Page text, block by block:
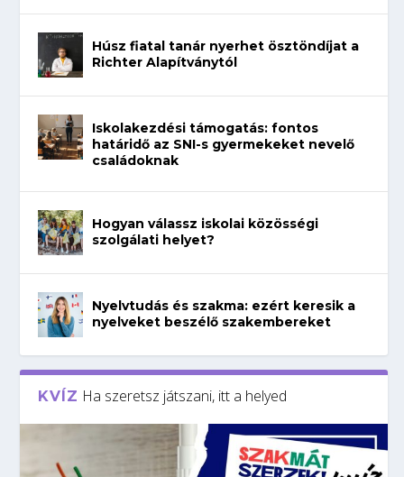
Húsz fiatal tanár nyerhet ösztöndíjat a
Richter Alapítványtól
Iskolakezdési támogatás: fontos
határidő az SNI-s gyermekeket nevelő
családoknak
Hogyan válassz iskolai közösségi
szolgálati helyet?
Nyelvtudás és szakma: ezért keresik a
nyelveket beszélő szakembereket
KVÍZ Ha szeretsz játszani, itt a helyed